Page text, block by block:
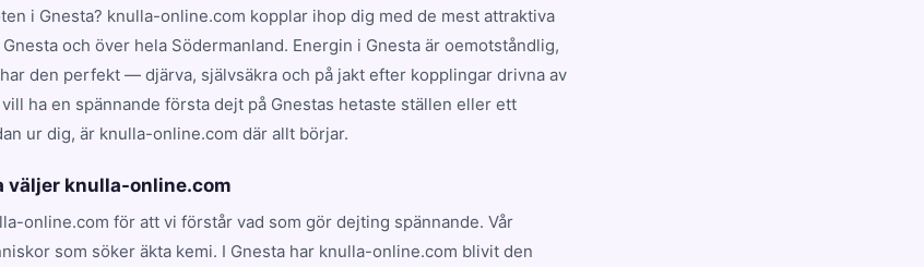
i Gnesta? knulla-online.com kopplar ihop dig med de mest attraktiva
och över hela Södermanland. Energin i Gnesta är oemotståndlig,
den perfekt — djärva, självsäkra och på jakt efter kopplingar drivna av
ha en spännande första dejt på Gnestas hetaste ställen eller ett
ur dig, är knulla-online.com där allt börjar.
väljer knulla-online.com
online.com för att vi förstår vad som gör dejting spännande. Vår
som söker äkta kemi. I Gnesta har knulla-online.com blivit den